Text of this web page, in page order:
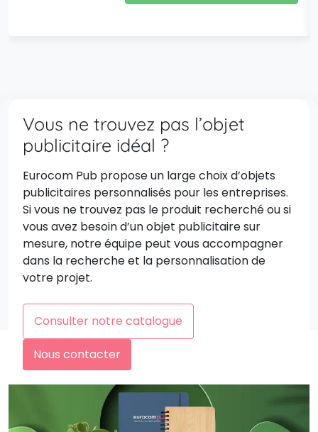
Vous ne trouvez pas l’objet
publicitaire idéal ?
Eurocom Pub propose un large choix d’objets
publicitaires personnalisés pour les entreprises.
Si vous ne trouvez pas le produit recherché ou si
vous avez besoin d’un objet publicitaire sur
mesure, notre équipe peut vous accompagner
dans la recherche et la personnalisation de
votre projet.
Consulter notre catalogue
Nous contacter